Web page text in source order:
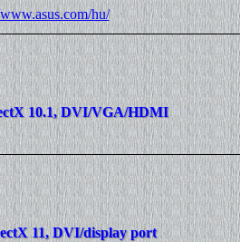
hu/
10.1, DVI/VGA/HDMI
11, DVI/display port